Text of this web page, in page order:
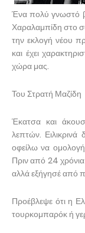
Ένα πολύ γνωστό
Χαραλαμπίδη στο
την εκλογή νέου
και έχει
χώρα μας.
Του Στρατή Μαζίδη
Έκατσα και
λεπτών.
οφείλω να
Πριν από 24
αλλά εξήγησέ από
Προέβλεψε ότι η
τουρκομπαρόκ ή